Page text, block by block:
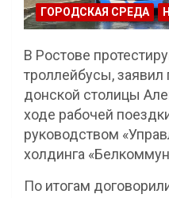
ГОРОДСКАЯ СРЕДА
В Ростове
троллейбусы, заявил
донской столицы
ходе рабочей
руководством
холдинга
По итогам